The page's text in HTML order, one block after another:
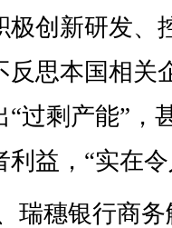
极创新研发、
反思本国相关
过剩产能”，
益，“实在
瑞穗银行商